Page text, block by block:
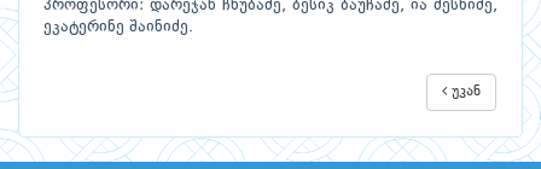
პროფესორი: დარეჯან ჩხუბაძე, ბესიკ ბაუჩაძე, ია მესხიძე,
ეკატერინე შაინიძე.
უკან